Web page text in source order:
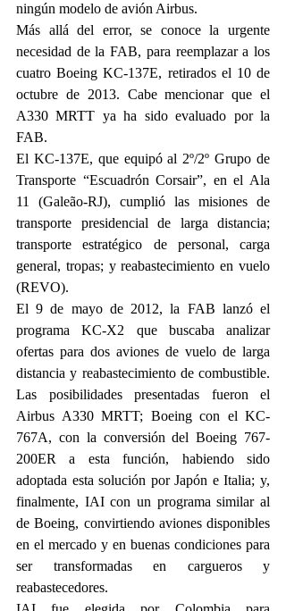
ningún modelo de avión Airbus.
Más allá del error, se conoce la urgente
necesidad de la FAB, para reemplazar a los
cuatro Boeing KC-137E, retirados el 10 de
octubre de 2013. Cabe mencionar que el
A330 MRTT ya ha sido evaluado por la
FAB.
El KC-137E, que equipó al 2º/2º Grupo de
Transporte “Escuadrón Corsair”, en el Ala
11 (Galeão-RJ), cumplió las misiones de
transporte presidencial de larga distancia;
transporte estratégico de personal, carga
general, tropas; y reabastecimiento en vuelo
(REVO).
El 9 de mayo de 2012, la FAB lanzó el
programa KC-X2 que buscaba analizar
ofertas para dos aviones de vuelo de larga
distancia y reabastecimiento de combustible.
Las posibilidades presentadas fueron el
Airbus A330 MRTT; Boeing con el KC-
767A, con la conversión del Boeing 767-
200ER a esta función, habiendo sido
adoptada esta solución por Japón e Italia; y,
finalmente, IAI con un programa similar al
de Boeing, convirtiendo aviones disponibles
en el mercado y en buenas condiciones para
ser transformadas en cargueros y
reabastecedores.